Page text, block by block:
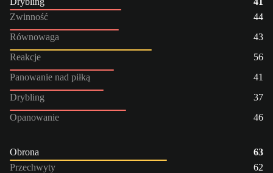
Zwinność
44
Równowaga
43
Reakcje
56
Panowanie nad piłką
41
Drybling
37
Opanowanie
46
Obrona
63
Przechwyty
62